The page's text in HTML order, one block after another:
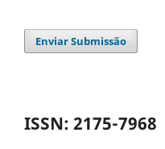
Enviar Submissão
ISSN: 2175-7968